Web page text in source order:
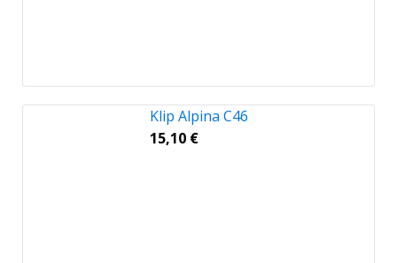
Klip Alpina C46
15,10 €